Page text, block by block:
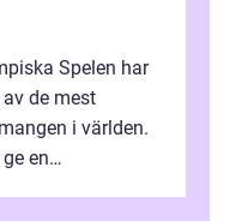
Spelen har
de mest
i världen.
en